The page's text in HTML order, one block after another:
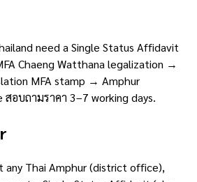
need a Single Status Affidavit
Chaeng Watthana legalization →
MFA stamp → Amphur
อบถามราคา 3–7 working days.
any Thai Amphur (district office),